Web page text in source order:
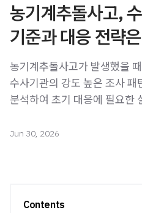
농기계추돌사고,
기준과 대응 전략은
농기계추돌사고가 발생했을
수사기관의 강도 높은 조사 패
분석하여 초기 대응에 필요한
Jun 30, 2026
Contents